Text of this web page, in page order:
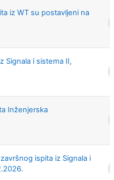
iz WT su postavljeni na
Signala i sistema II,
Inženjerska
ispita iz Signala i